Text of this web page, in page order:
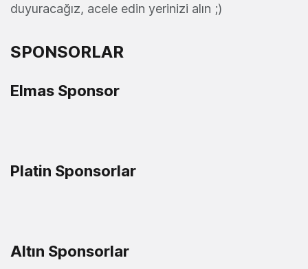
duyuracağız, acele edin yerinizi alın ;)
SPONSORLAR
Elmas Sponsor
Platin Sponsorlar
Altın Sponsorlar